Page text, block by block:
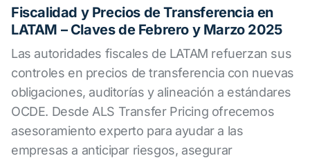
Fiscalidad y Precios de Transferencia en
LATAM – Claves de Febrero y Marzo 2025
Las autoridades fiscales de LATAM refuerzan sus
controles en precios de transferencia con nuevas
obligaciones, auditorías y alineación a estándares
OCDE. Desde ALS Transfer Pricing ofrecemos
asesoramiento experto para ayudar a las
empresas a anticipar riesgos, asegurar